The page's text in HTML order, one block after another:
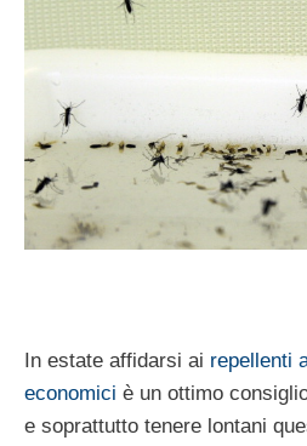
In estate affidarsi ai repellenti
economici è un ottimo
e soprattutto tenere lontani